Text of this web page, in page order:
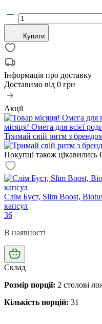
Купити
Інформація про доставку
Доставимо від 0 грн
Акції
місяця! Омега для всієї
Тримай свій ритм з
Покупці також цікавились
Слім Буст, Slim Boost,
капсул
36
В наявності
Склад
Розмір порції: 2 столові
Кількість порцій: 31